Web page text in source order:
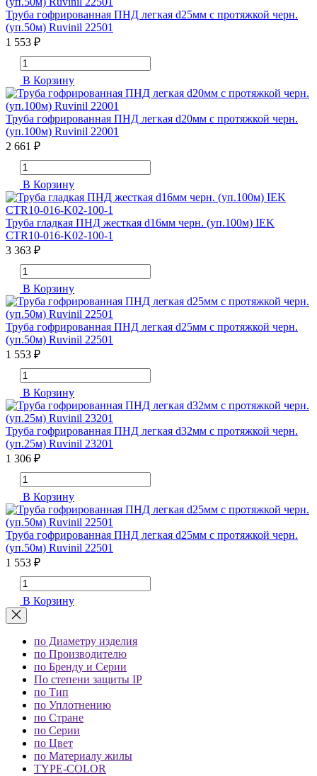
Труба гофрированная ПНД легкая d25мм с протяжкой черн.
(уп.50м) Ruvinil 22501
1 553 ₽
В Корзину
Труба гофрированная ПНД легкая d20мм с протяжкой черн.
(уп.100м) Ruvinil 22001
2 661 ₽
В Корзину
Труба гладкая ПНД жесткая d16мм черн. (уп.100м) IEK
CTR10-016-K02-100-1
3 363 ₽
В Корзину
Труба гофрированная ПНД легкая d25мм с протяжкой черн.
(уп.50м) Ruvinil 22501
1 553 ₽
В Корзину
Труба гофрированная ПНД легкая d32мм с протяжкой черн.
(уп.25м) Ruvinil 23201
1 306 ₽
В Корзину
Труба гофрированная ПНД легкая d25мм с протяжкой черн.
(уп.50м) Ruvinil 22501
1 553 ₽
В Корзину
по Диаметру изделия
по Производителю
по Бренду и Серии
По степени защиты IP
по Тип
по Уплотнению
по Стране
по Серии
по Цвет
по Материалу жилы
TYPE-COLOR